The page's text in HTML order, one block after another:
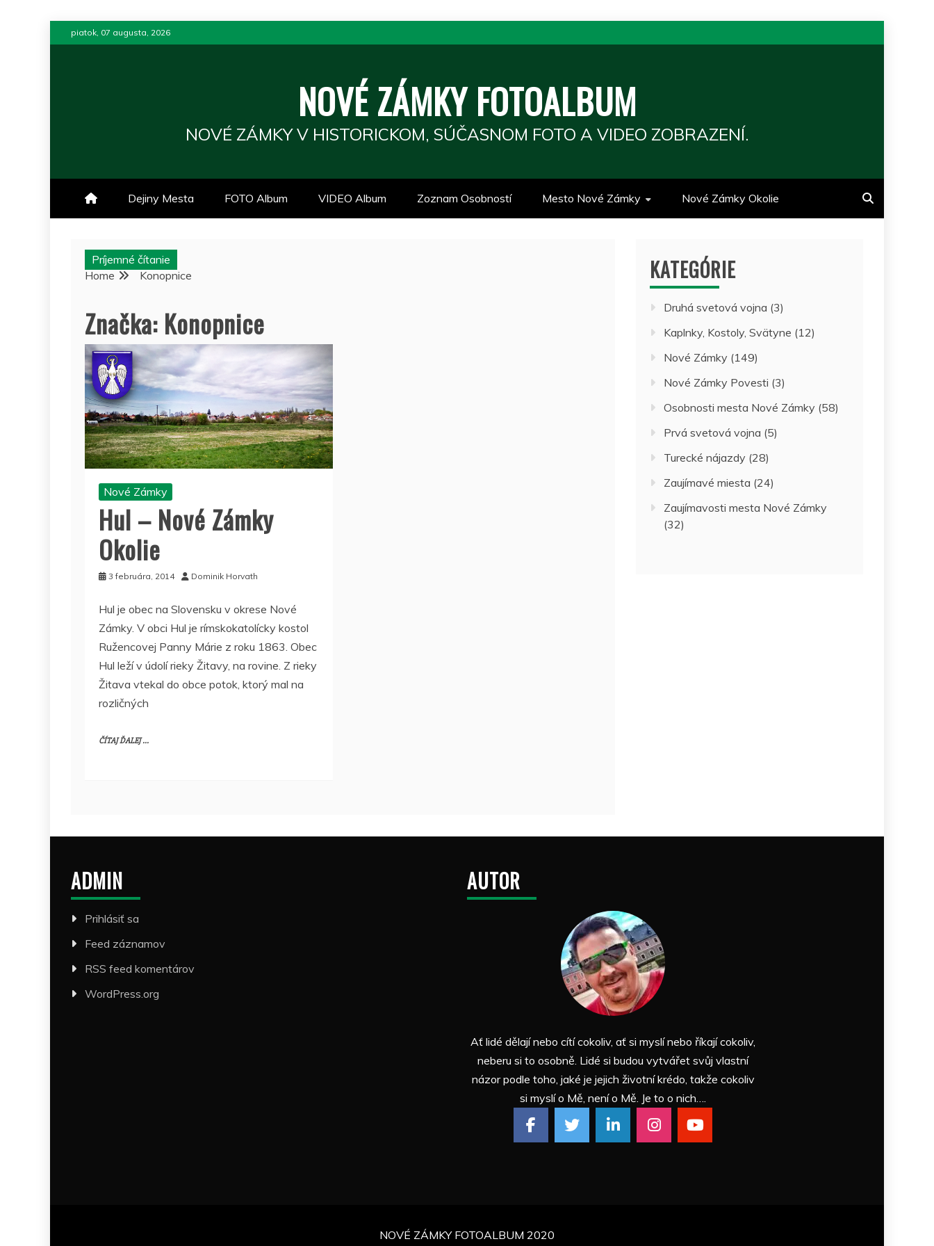
to
piatok, 07 augusta, 2026
NOVÉ ZÁMKY FOTOALBUM
NOVÉ ZÁMKY V HISTORICKOM, SÚČASNOM FOTO A VIDEO ZOBRAZENÍ.
Dejiny Mesta FOTO Album VIDEO Album Zoznam Osobností Mesto Nové Zámky Nové Zámky Okolie
Príjemné čítanie
Home
Konopnice
Značka: Konopnice
Nové Zámky
Hul – Nové Zámky
Okolie
3 februára, 2014 Dominik Horvath
Hul je obec na Slovensku v okrese Nové
Zámky. V obci Hul je rímskokatolícky kostol
Ružencovej Panny Márie z roku 1863. Obec
Hul leží v údolí rieky Žitavy, na rovine. Z rieky
Žitava vtekal do obce potok, ktorý mal na
rozličných
ČÍTAJ ĎALEJ ...
KATEGÓRIE
Druhá svetová vojna (3)
Kaplnky, Kostoly, Svätyne (12)
Nové Zámky (149)
Nové Zámky Povesti (3)
Osobnosti mesta Nové Zámky (58)
Prvá svetová vojna (5)
Turecké nájazdy (28)
Zaujímavé miesta (24)
Zaujímavosti mesta Nové Zámky
(32)
ADMIN
Prihlásiť sa
Feed záznamov
RSS feed komentárov
WordPress.org
AUTOR
Ať lidé dělají nebo cítí cokoliv, ať si myslí nebo říkají cokoliv,
neberu si to osobně. Lidé si budou vytvářet svůj vlastní
názor podle toho, jaké je jejich životní krédo, takže cokoliv
si myslí o Mě, není o Mě. Je to o nich….
NOVÉ ZÁMKY FOTOALBUM 2020